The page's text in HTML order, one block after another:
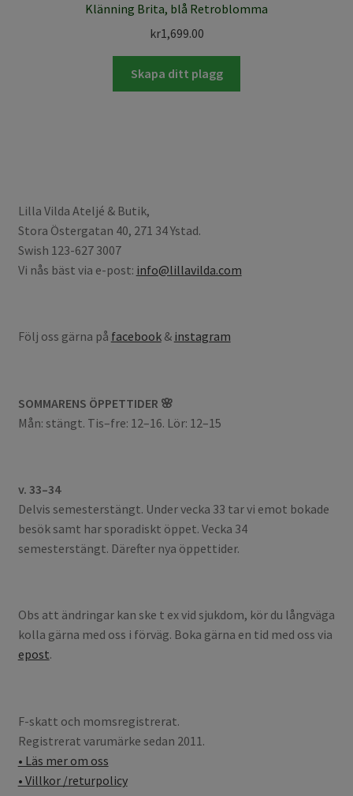
Klänning Brita, blå Retroblomma
kr1,699.00
Skapa ditt plagg
Lilla Vilda Ateljé & Butik,
Stora Östergatan 40, 271 34 Ystad.
Swish 123-627 3007
Vi nås bäst via e-post: info@lillavilda.com
Följ oss gärna på facebook& instagram
SOMMARENS ÖPPETTIDER 🌸
Mån: stängt. Tis–fre: 12–16. Lör: 12–15
v. 33–34
Delvis semesterstängt. Under vecka 33 tar vi emot bokade
besök samt har sporadiskt öppet. Vecka 34
semesterstängt. Därefter nya öppettider.
Obs att ändringar kan ske t ex vid sjukdom, kör du långväga
kolla gärna med oss i förväg. Boka gärna en tid med oss via
epost.
F-skatt och momsregistrerat.
Registrerat varumärke sedan 2011.
• Läs mer om oss
• Villkor /returpolicy